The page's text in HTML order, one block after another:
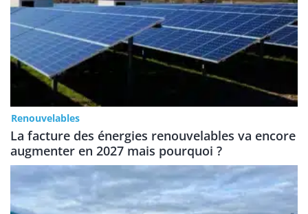
Renouvelables
La facture des énergies renouvelables va encore
augmenter en 2027 mais pourquoi ?